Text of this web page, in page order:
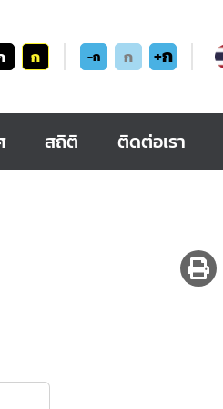
ก -ก ก +ก
สถิติ ติดต่อเรา